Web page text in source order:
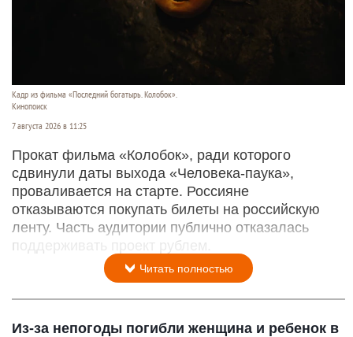
Кадр из фильма «Последний богатырь. Колобок».
Кинопоиск
7 августа 2026 в 11:25
Прокат фильма «Колобок», ради которого
сдвинули даты выхода «Человека-паука»,
проваливается на старте. Россияне
отказываются покупать билеты на российскую
ленту. Часть аудитории публично отказалась
поддерживать проект рублем.
Читать полностью
Из-за непогоды погибли женщина и ребенок в